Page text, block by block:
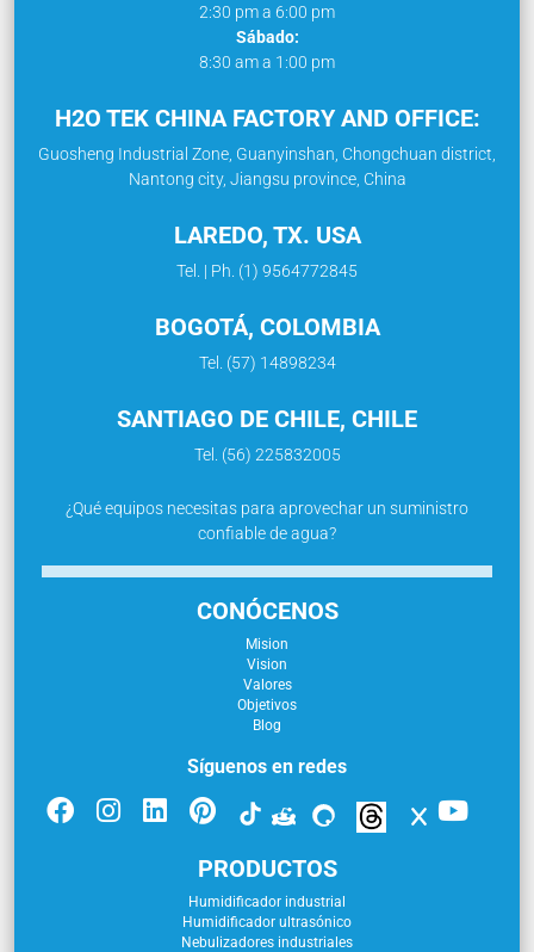
2:30 pm a 6:00 pm
Sábado:
8:30 am a 1:00 pm
H2O TEK CHINA FACTORY AND OFFICE:
Guosheng Industrial Zone, Guanyinshan, Chongchuan district,
Nantong city, Jiangsu province, China
LAREDO, TX. USA
Tel. | Ph. (1) 9564772845
BOGOTÁ, COLOMBIA
Tel. (57) 14898234
SANTIAGO DE CHILE, CHILE
Tel. (56) 225832005
¿Qué equipos necesitas para aprovechar un suministro
confiable de agua?
CONÓCENOS
Mision
Vision
Valores
Objetivos
Blog
Síguenos en redes
PRODUCTOS
Humidificador industrial
Humidificador ultrasónico
Nebulizadores industriales